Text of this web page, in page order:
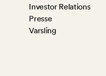
Investor Relations
Presse
Varsling